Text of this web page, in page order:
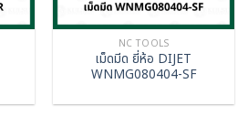
NC TOOLS
เม็ดมีด ยี่ห้อ DIJET
WNMG080404-SF